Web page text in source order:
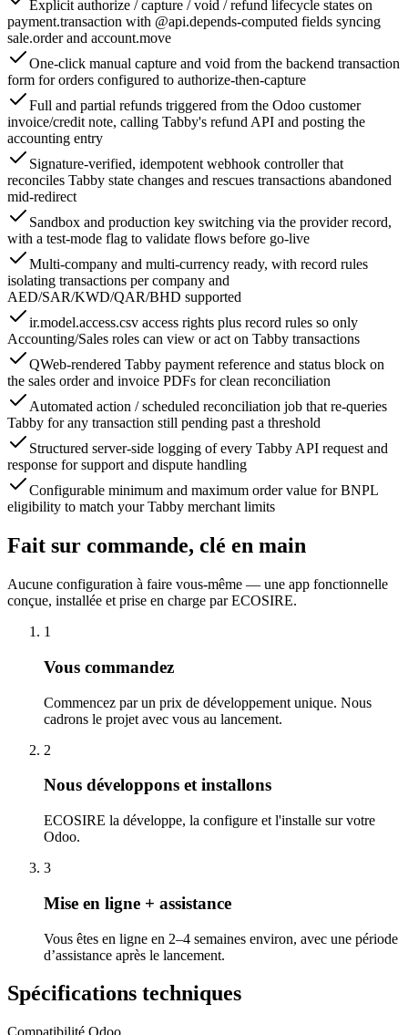
Explicit authorize / capture / void / refund lifecycle states on
payment.transaction with @api.depends-computed fields syncing
sale.order and account.move
One-click manual capture and void from the backend transaction
form for orders configured to authorize-then-capture
Full and partial refunds triggered from the Odoo customer
invoice/credit note, calling Tabby's refund API and posting the
accounting entry
Signature-verified, idempotent webhook controller that
reconciles Tabby state changes and rescues transactions abandoned
mid-redirect
Sandbox and production key switching via the provider record,
with a test-mode flag to validate flows before go-live
Multi-company and multi-currency ready, with record rules
isolating transactions per company and
AED/SAR/KWD/QAR/BHD supported
ir.model.access.csv access rights plus record rules so only
Accounting/Sales roles can view or act on Tabby transactions
QWeb-rendered Tabby payment reference and status block on
the sales order and invoice PDFs for clean reconciliation
Automated action / scheduled reconciliation job that re-queries
Tabby for any transaction still pending past a threshold
Structured server-side logging of every Tabby API request and
response for support and dispute handling
Configurable minimum and maximum order value for BNPL
eligibility to match your Tabby merchant limits
Fait sur commande, clé en main
Aucune configuration à faire vous-même — une app fonctionnelle
conçue, installée et prise en charge par ECOSIRE.
1
Vous commandez
Commencez par un prix de développement unique. Nous
cadrons le projet avec vous au lancement.
2
Nous développons et installons
ECOSIRE la développe, la configure et l'installe sur votre
Odoo.
3
Mise en ligne + assistance
Vous êtes en ligne en 2–4 semaines environ, avec une période
d’assistance après le lancement.
Spécifications techniques